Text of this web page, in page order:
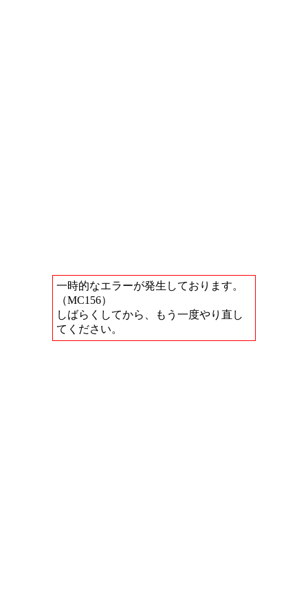
一時的なエラーが発生しております。
（MC156）
しばらくしてから、もう一度やり直し
てください。